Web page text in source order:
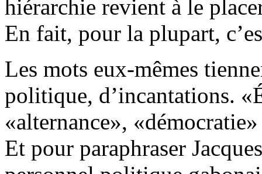
hiérarchie revient à le
En fait, pour la plupart,
Les mots eux-mêmes
politique, d’incantations.
«alternance»,
Et pour paraphraser